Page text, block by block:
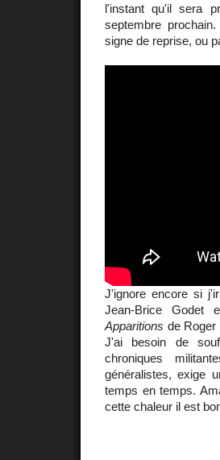
l'instant qu'il sera
septembre
signe de reprise, ou
J'ignore encore si
Jean-Brice Godet
Apparitions de Roger
J'ai besoin de
chroniques
généralistes, exige
temps en temps.
cette chaleur il est